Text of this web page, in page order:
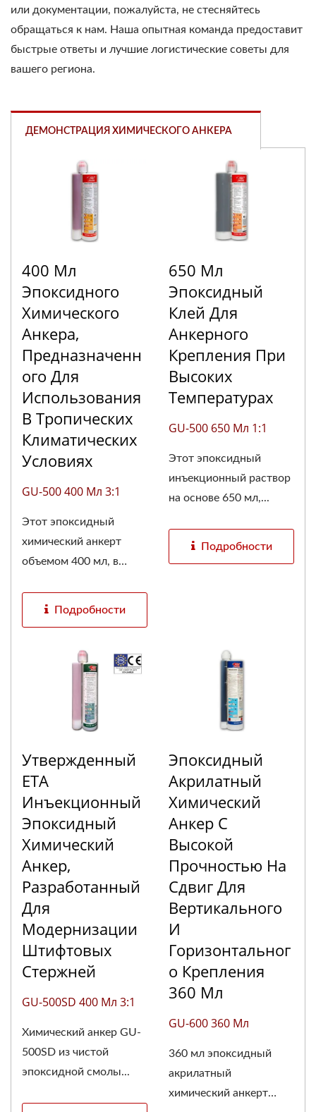
или документации, пожалуйста, не стесняйтесь
обращаться к нам. Наша опытная команда предоставит
быстрые ответы и лучшие логистические советы для
вашего региона.
ДЕМОНСТРАЦИЯ ХИМИЧЕСКОГО АНКЕРА
400 Мл
Эпоксидного
Химического
Анкера,
Предназначенн
Ого Для
Использования
В Тропических
Климатических
Условиях
GU-500 400 Мл 3:1
Этот эпоксидный
химический анкерт
объемом 400 мл, в
Подробности
650 Мл
Эпоксидный
Клей Для
Анкерного
Крепления При
Высоких
Температурах
GU-500 650 Мл 1:1
Этот эпоксидный
инъекционный раствор
на основе 650 мл,...
Подробности
Утвержденный
ETA
Инъекционный
Эпоксидный
Химический
Анкер,
Разработанный
Для
Модернизации
Штифтовых
Стержней
GU-500SD 400 Мл 3:1
Химический анкер GU-
500SD из чистой
эпоксидной смолы...
Эпоксидный
Акрилатный
Химический
Анкер С
Высокой
Прочностью На
Сдвиг Для
Вертикального
И
Горизонтальног
О Крепления
360 Мл
GU-600 360 Мл
360 мл эпоксидный
акрилатный
химический анкерт